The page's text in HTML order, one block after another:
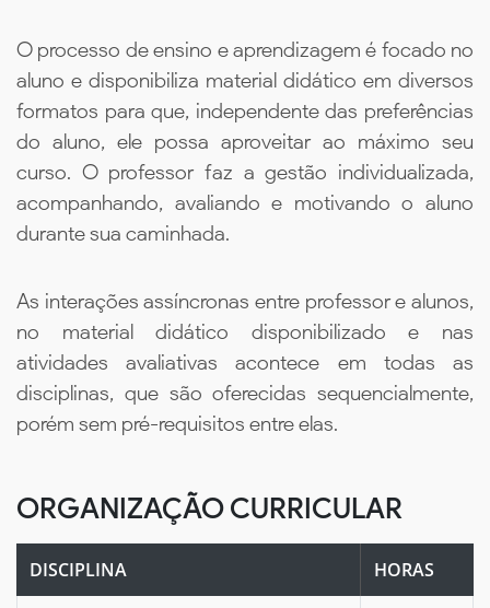
O processo de ensino e aprendizagem é focado no
aluno e disponibiliza material didático em diversos
formatos para que, independente das preferências
do aluno, ele possa aproveitar ao máximo seu
curso. O professor faz a gestão individualizada,
acompanhando, avaliando e motivando o aluno
durante sua caminhada.
As interações assíncronas entre professor e alunos,
no material didático disponibilizado e nas
atividades avaliativas acontece em todas as
disciplinas, que são oferecidas sequencialmente,
porém sem pré-requisitos entre elas.
ORGANIZAÇÃO CURRICULAR
DISCIPLINA HORAS